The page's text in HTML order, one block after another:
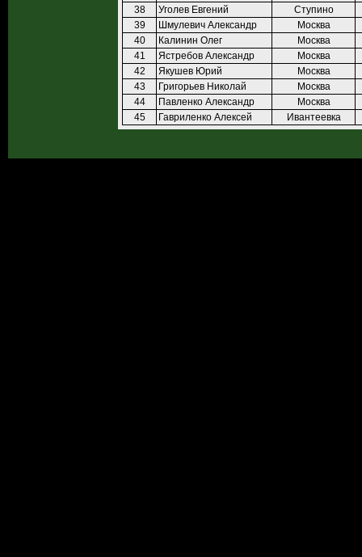
38
Уголев Евгений
Ступино
39
Шмулевич Александр
Москва
40
Калинин Олег
Москва
41
Ястребов Александр
Москва
42
Якушев Юрий
Москва
43
Григорьев Николай
Москва
44
Павленко Александр
Москва
45
Гавриленко Алексей Ивантеевка